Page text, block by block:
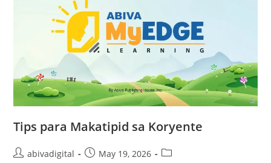
Tips para Makatipid sa Koryente
abivadigital May 19, 2026